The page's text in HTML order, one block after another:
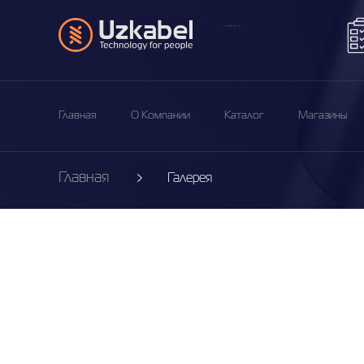
Главная О Компании Каталог Магазины
Главная Галерея